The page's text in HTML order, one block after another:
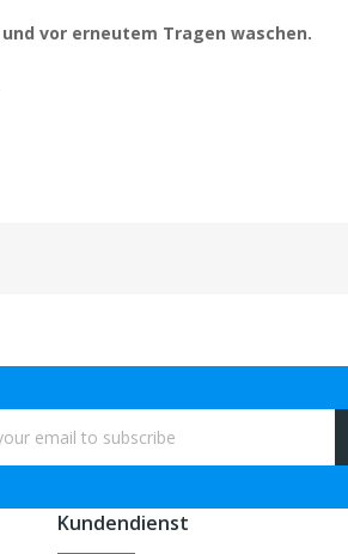
vor erneutem Tragen waschen.
Kundendienst